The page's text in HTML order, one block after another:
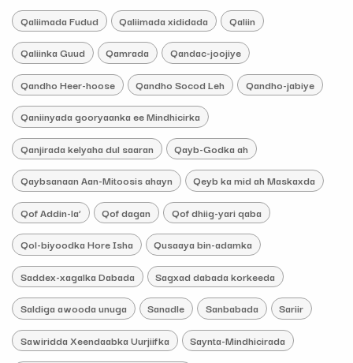
Qaliimada Fudud Qaliimada xididada Qaliin
Qaliinka Guud Qamrada Qandac-joojiye
Qandho Heer-hoose Qandho Socod Leh Qandho-jabiye
Qaniinyada gooryaanka ee Mindhicirka
Qanjirada kelyaha dul saaran Qayb-Godka ah
Qaybsanaan Aan-Mitoosis ahayn Qeyb ka mid ah Maskaxda
Qof Addin-la’ Qof dagan Qof dhiig-yari qaba
Qol-biyoodka Hore Isha Qusaaya bin-adamka
Saddex-xagalka Dabada Sagxad dabada korkeeda
Saldiga awooda unuga Sanadle Sanbabada Sariir
Sawiridda Xeendaabka Uurjiifka Saynta-Mindhicirada